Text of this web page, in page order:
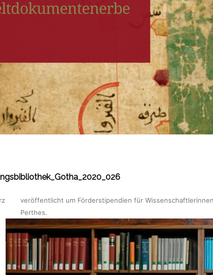
veröffentlicht um Förderstipendien für
Perthes.